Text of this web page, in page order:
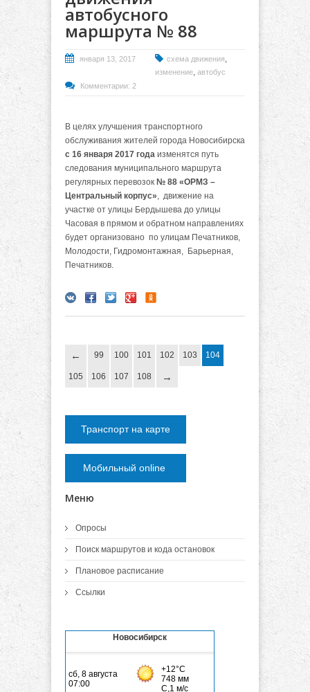
автобусного
маршрута № 88
января 13, 2017 схема движения,
изменение, автобус
Комментарии: 2
В целях улучшения транспортного
обслуживания жителей города Новосибирска
с 16 января 2017 года изменятся путь
следования муниципального маршрута
регулярных перевозок № 88 «ОРМЗ –
Центральный корпус», движение на
участке от улицы Бердышева до улицы
Часовая в прямом и обратном направлениях
будет организовано по улицам Печатников,
Молодости, Гидромонтажная, Барьерная,
Печатников.
99 100 101 102 103 104
105 106 107 108
Транспорт на карте
Мобильный online
Меню
Опросы
Поиск маршрутов и кода остановок
Плановое расписание
Ссылки
Новосибирск